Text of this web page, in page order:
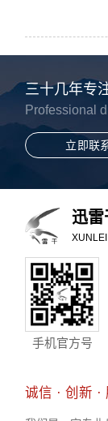
三十几年专
Professional
立即联
迅雷
手机官方号
诚信 · 创新 ·